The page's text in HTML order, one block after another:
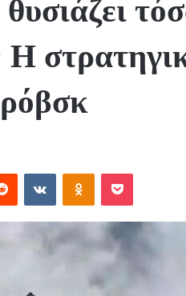
Reddit VKontakteOdnoklassniki
Pocket